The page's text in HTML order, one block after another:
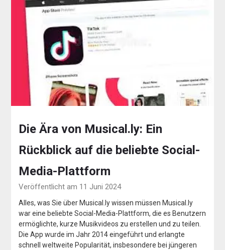
Die Ära von Musical.ly: Ein
Rückblick auf die beliebte Social-
Media-Plattform
Veröffentlicht am 11 Juni 2024
Alles, was Sie über Musical.ly wissen müssen Musical.ly
war eine beliebte Social-Media-Plattform, die es Benutzern
ermöglichte, kurze Musikvideos zu erstellen und zu teilen.
Die App wurde im Jahr 2014 eingeführt und erlangte
schnell weltweite Popularität, insbesondere bei jüngeren